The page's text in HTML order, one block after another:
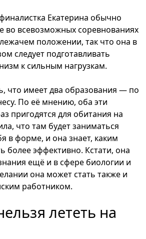
Екатерина обычно
во всевозможных соревнованиях
положении, так что она в
следует подготавливать
к сильным нагрузкам.
что имеет два образования — по
По её мнению, оба эти
пригодятся для обитания на
что там будет заниматься
в форме, и она знает, каким
более эффективно. Кстати, она
ещё и в сфере биологии и
она может стать также и
работником.
лететь на